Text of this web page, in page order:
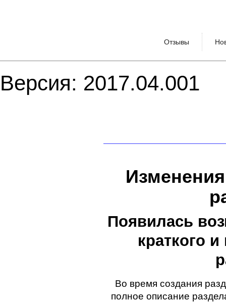
Отзывы
Версия: 2017.04.001
Появилась
краткого
Во время создания
полное описание